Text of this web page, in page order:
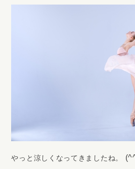
やっと涼しくなってきましたね。